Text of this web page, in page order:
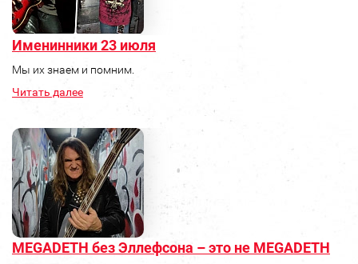
Именинники 23 июля
Мы их знаем и помним.
Читать далее
MEGADETH без Эллефсона – это не MEGADETH